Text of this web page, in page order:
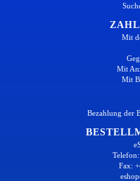
Mit
Mit
Mit
Bezahlung der
Fax: